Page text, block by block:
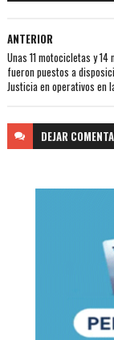
ANTERIOR
Unas 11 motocicletas y 14
fueron puestos a
Justicia en operativos en
DEJAR